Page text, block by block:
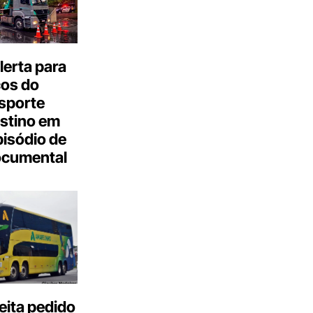
para
do
em
de
pedido